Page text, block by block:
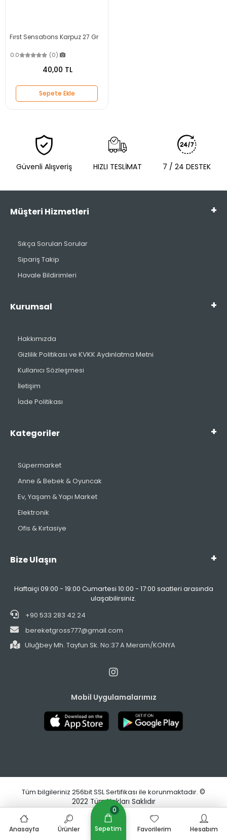
Fırst Sensatıons Karpuz 27 Gr
0.0 (0)
40,00 TL
Sepete Ekle
Güvenli Alışveriş HIZLI TESLİMAT 7 / 24 DESTEK
Müşteri Hizmetleri
Sıkça Sorulan Sorular
Sipariş Takip
Havale Bildirimleri
Kurumsal
Hakkımızda
Gizlilik Politikası ve KVKK Aydınlatma Metni
Kullanıcı Sözleşmesi
İletişim
İade Politikası
Kategoriler
Süpermarket
Anne & Bebek & Oyuncak
Ev, Yaşam & Yapı Market
Elektronik
Ofis & Kırtasiye
Bize Ulaşın
Haftaiçi 09:00 - 19:00 Cumartesi 10:00 - 17:00 saatleri arasında
ulaşabilirsiniz.
+90 533 283 42 24
bereketgross777@gmail.com
Uluğbey Mh. Tayfun Sk. No:37 A Meram/KONYA
Mobil Uygulamalarımız
Tüm bilgileriniz 256bit SSL Sertifikası ile korunmaktadır. ©
2022 Tüm Hakları Saklıdır
Bu web sitesi,Nihat KILIÇARSLAN
tarafından
Anasayfa Ürünler Sepetim
0
Favorilerim Hesabım